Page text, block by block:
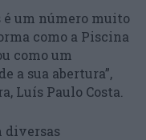
é um número muito
como a Piscina
como um
a sua abertura”,
Luís Paulo Costa.
diversas